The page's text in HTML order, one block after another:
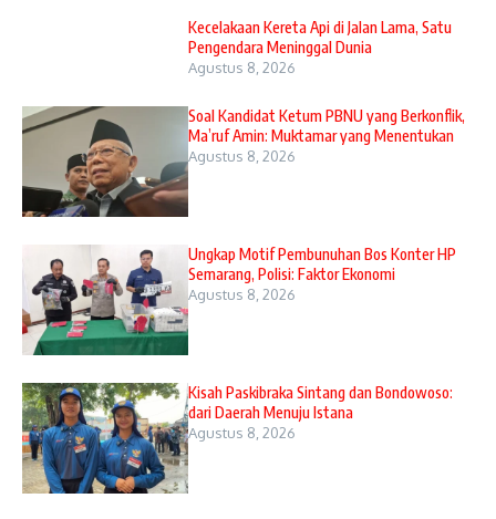
Kecelakaan Kereta Api di Jalan Lama, Satu
Pengendara Meninggal Dunia
Agustus 8, 2026
Soal Kandidat Ketum PBNU yang Berkonflik,
Ma’ruf Amin: Muktamar yang Menentukan
Agustus 8, 2026
Ungkap Motif Pembunuhan Bos Konter HP
Semarang, Polisi: Faktor Ekonomi
Agustus 8, 2026
Kisah Paskibraka Sintang dan Bondowoso:
dari Daerah Menuju Istana
Agustus 8, 2026